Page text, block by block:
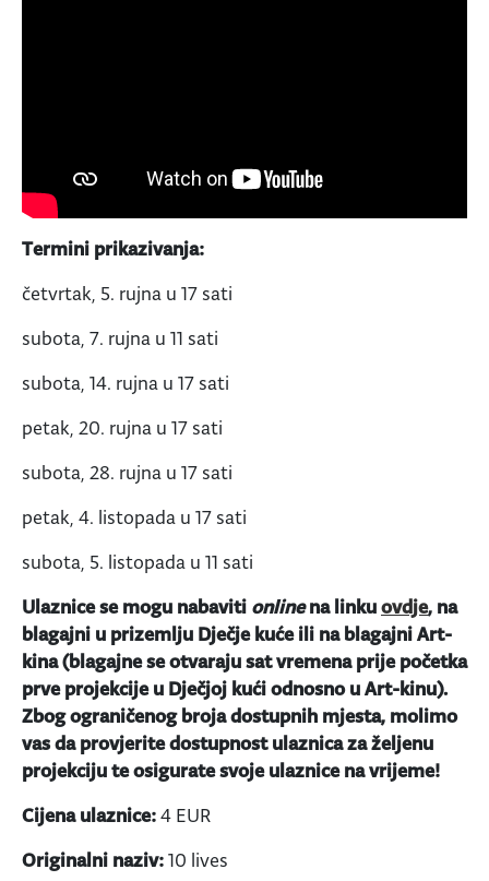
Termini prikazivanja:
četvrtak, 5. rujna u 17 sati
subota, 7. rujna u 11 sati
subota, 14. rujna u 17 sati
petak, 20. rujna u 17 sati
subota, 28. rujna u 17 sati
petak, 4. listopada u 17 sati
subota, 5. listopada u 11 sati
Ulaznice se mogu nabaviti onlinena linkuovdje, na
blagajni u prizemlju Dječje kuće ili na blagajni Art-
kina (blagajne se otvaraju sat vremena prije početka
prve projekcije u Dječjoj kući odnosno u Art-kinu).
Zbog ograničenog broja dostupnih mjesta, molimo
vas da provjerite dostupnost ulaznica za željenu
projekciju te osigurate svoje ulaznice na vrijeme!
Cijena ulaznice:4 EUR
Originalni naziv:10 lives